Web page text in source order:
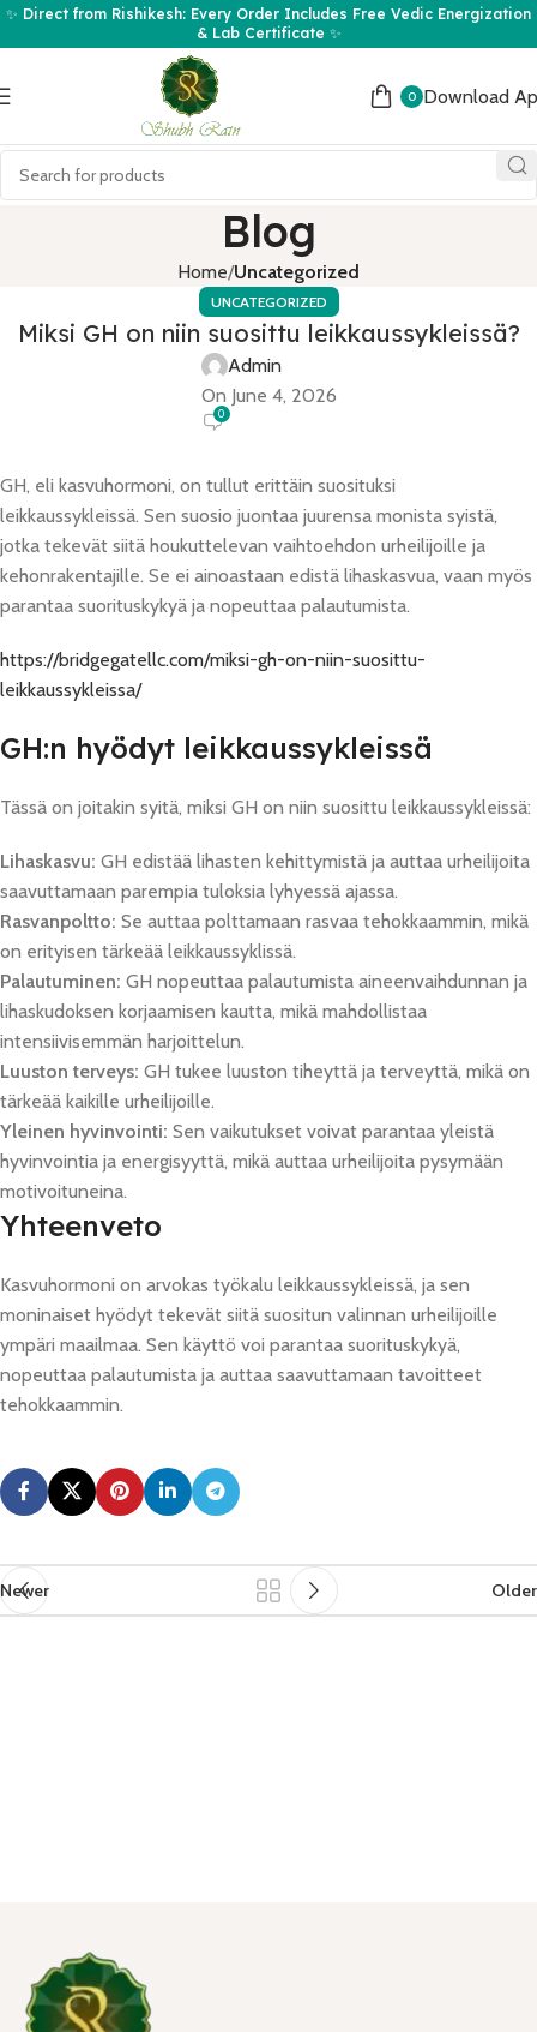
✨ Direct from Rishikesh: Every Order Includes Free Vedic Energization
& Lab Certificate ✨
0 Download
Blog
Home Uncategorized
UNCATEGORIZED
Miksi GH on niin suosittu leikkaussykleissä?
Admin
On June 4, 2026
0
GH, eli kasvuhormoni, on tullut erittäin suosituksi
leikkaussykleissä. Sen suosio juontaa juurensa monista syistä,
jotka tekevät siitä houkuttelevan vaihtoehdon urheilijoille ja
kehonrakentajille. Se ei ainoastaan edistä lihaskasvua, vaan myös
parantaa suorituskykyä ja nopeuttaa palautumista.
https://bridgegatellc.com/miksi-gh-on-niin-suosittu-
leikkaussykleissa/
GH:n hyödyt leikkaussykleissä
Tässä on joitakin syitä, miksi GH on niin suosittu leikkaussykleissä:
Lihaskasvu: GH edistää lihasten kehittymistä ja auttaa urheilijoita
saavuttamaan parempia tuloksia lyhyessä ajassa.
Rasvanpoltto: Se auttaa polttamaan rasvaa tehokkaammin, mikä
on erityisen tärkeää leikkaussyklissä.
Palautuminen: GH nopeuttaa palautumista aineenvaihdunnan ja
lihaskudoksen korjaamisen kautta, mikä mahdollistaa
intensiivisemmän harjoittelun.
Luuston terveys: GH tukee luuston tiheyttä ja terveyttä, mikä on
tärkeää kaikille urheilijoille.
Yleinen hyvinvointi: Sen vaikutukset voivat parantaa yleistä
hyvinvointia ja energisyyttä, mikä auttaa urheilijoita pysymään
motivoituneina.
Yhteenveto
Kasvuhormoni on arvokas työkalu leikkaussykleissä, ja sen
moninaiset hyödyt tekevät siitä suositun valinnan urheilijoille
ympäri maailmaa. Sen käyttö voi parantaa suorituskykyä,
nopeuttaa palautumista ja auttaa saavuttamaan tavoitteet
tehokkaammin.
Newer Older